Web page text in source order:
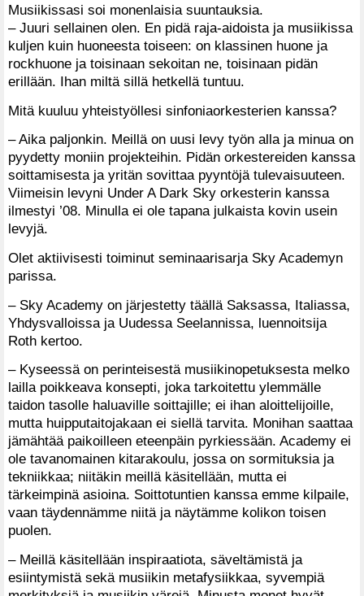
Musiikissasi soi monenlaisia suuntauksia.
– Juuri sellainen olen. En pidä raja-aidoista ja musiikissa
kuljen kuin huoneesta toiseen: on klassinen huone ja
rockhuone ja toisinaan sekoitan ne, toisinaan pidän
erillään. Ihan miltä sillä hetkellä tuntuu.
Mitä kuuluu yhteistyöllesi sinfoniaorkesterien kanssa?
– Aika paljonkin. Meillä on uusi levy työn alla ja minua on
pyydetty moniin projekteihin. Pidän orkestereiden kanssa
soittamisesta ja yritän sovittaa pyyntöjä tulevaisuuteen.
Viimeisin levyni Under A Dark Sky orkesterin kanssa
ilmestyi ’08. Minulla ei ole tapana julkaista kovin usein
levyjä.
Olet aktiivisesti toiminut seminaarisarja Sky Academyn
parissa.
– Sky Academy on järjestetty täällä Saksassa, Italiassa,
Yhdysvalloissa ja Uudessa Seelannissa, luennoitsija
Roth kertoo.
– Kyseessä on perinteisestä musiikinopetuksesta melko
lailla poikkeava konsepti, joka tarkoitettu ylemmälle
taidon tasolle haluaville soittajille; ei ihan aloittelijoille,
mutta huipputaitojakaan ei siellä tarvita. Monihan saattaa
jämähtää paikoilleen eteenpäin pyrkiessään. Academy ei
ole tavanomainen kitarakoulu, jossa on sormituksia ja
tekniikkaa; niitäkin meillä käsitellään, mutta ei
tärkeimpinä asioina. Soittotuntien kanssa emme kilpaile,
vaan täydennämme niitä ja näytämme kolikon toisen
puolen.
– Meillä käsitellään inspiraatiota, säveltämistä ja
esiintymistä sekä musiikin metafysiikkaa, syvempiä